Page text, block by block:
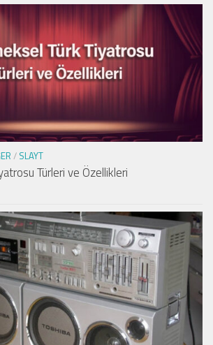
/ SLAYT
Türleri ve Özellikleri